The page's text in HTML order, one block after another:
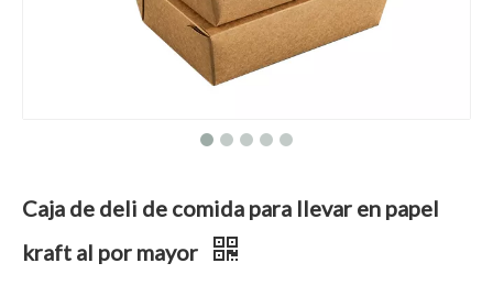
Caja de deli de comida para llevar en papel
kraft al por mayor